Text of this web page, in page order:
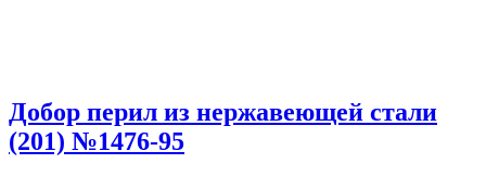
Добор перил из нержавеющей стали
(201) №1476-95